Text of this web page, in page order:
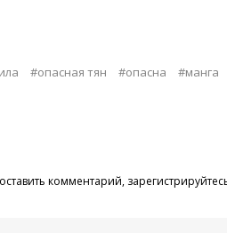
#опасная тян #опасна #манга
комментарий,